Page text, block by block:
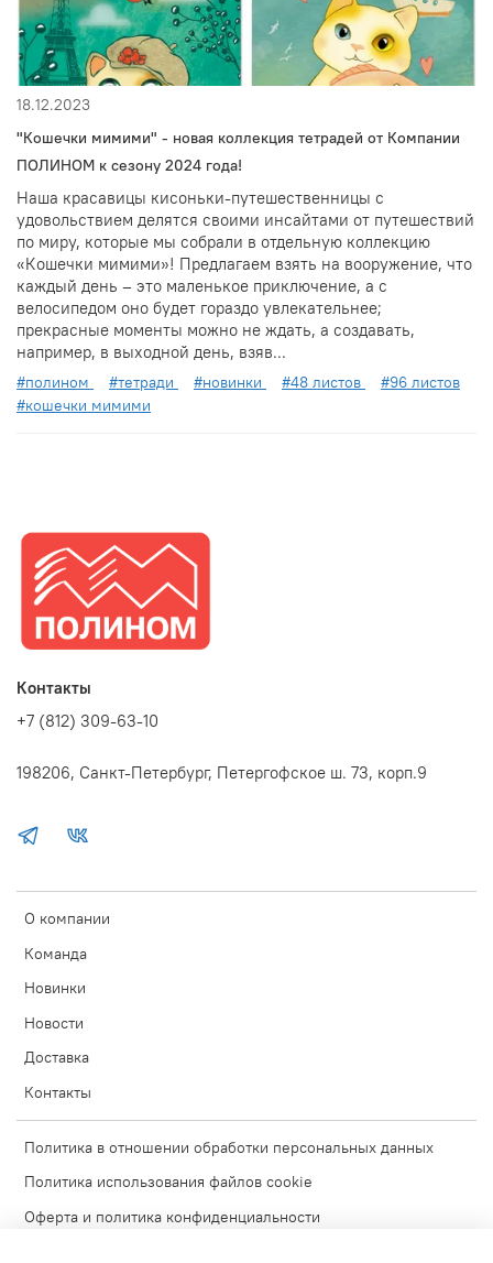
18.12.2023
"Кошечки мимими" - новая коллекция тетрадей от Компании
ПОЛИНОМ к сезону 2024 года!
Наша красавицы кисоньки-путешественницы с
удовольствием делятся своими инсайтами от путешествий
по миру, которые мы собрали в отдельную коллекцию
«Кошечки мимими»! Предлагаем взять на вооружение, что
каждый день – это маленькое приключение, а с
велосипедом оно будет гораздо увлекательнее;
прекрасные моменты можно не ждать, а создавать,
например, в выходной день, взяв...
#полином #тетради #новинки #48 листов
#96 листов
#кошечки мимими
О компании
Команда
Новинки
Новости
Доставка
Контакты
Политика в отношении обработки персональных данных
Политика использования файлов cookie
Оферта и политика конфиденциальности
Контакты
+7 (812) 309-63-10
198206, Санкт-Петербург, Петергофское ш. 73, корп.9